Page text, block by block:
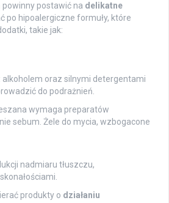
postawić na delikatne
po hipoalergiczne formuły, które
takie jak:
alkoholem oraz silnymi detergentami
do podrażnień.
wymaga preparatów
sebum. Żele do mycia, wzbogacone
nadmiaru tłuszczu,
produkty o działaniu